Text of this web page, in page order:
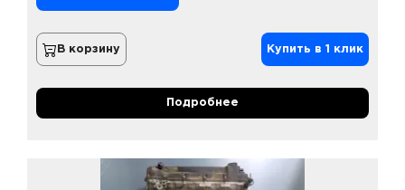
В корзину Купить в 1 клик
Подробнее